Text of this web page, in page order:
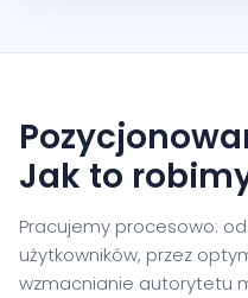
Jak to
Pracujemy procesowo:
użytkowników, przez
wzmacnianie autorytetu